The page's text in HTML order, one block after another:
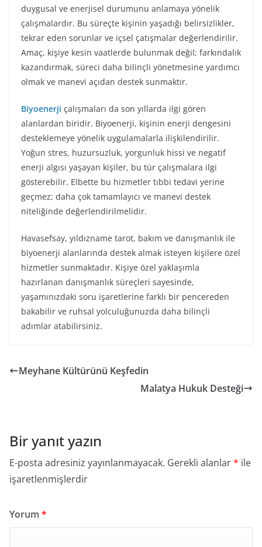
duygusal ve enerjisel durumunu anlamaya yönelik
çalışmalardır. Bu süreçte kişinin yaşadığı belirsizlikler,
tekrar eden sorunlar ve içsel çatışmalar değerlendirilir.
Amaç, kişiye kesin vaatlerde bulunmak değil; farkındalık
kazandırmak, süreci daha bilinçli yönetmesine yardımcı
olmak ve manevi açıdan destek sunmaktır.
Biyoenerji çalışmaları da son yıllarda ilgi gören
alanlardan biridir. Biyoenerji, kişinin enerji dengesini
desteklemeye yönelik uygulamalarla ilişkilendirilir.
Yoğun stres, huzursuzluk, yorgunluk hissi ve negatif
enerji algısı yaşayan kişiler, bu tür çalışmalara ilgi
gösterebilir. Elbette bu hizmetler tıbbi tedavi yerine
geçmez; daha çok tamamlayıcı ve manevi destek
niteliğinde değerlendirilmelidir.
Havasefsay, yıldızname tarot, bakım ve danışmanlık ile
biyoenerji alanlarında destek almak isteyen kişilere özel
hizmetler sunmaktadır. Kişiye özel yaklaşımla
hazırlanan danışmanlık süreçleri sayesinde,
yaşamınızdaki soru işaretlerine farklı bir pencereden
bakabilir ve ruhsal yolculuğunuzda daha bilinçli
adımlar atabilirsiniz.
Meyhane Kültürünü Keşfedin
Malatya Hukuk Desteği
Bir yanıt yazın
E-posta adresiniz yayınlanmayacak. Gerekli alanlar* ile
işaretlenmişlerdir
Yorum *